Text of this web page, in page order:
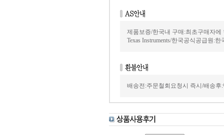
제품보증/한국내 구매:최초구매자
Texas Instruments/한국공식공급원:
배송전:주문철회요청시 즉시/배송후